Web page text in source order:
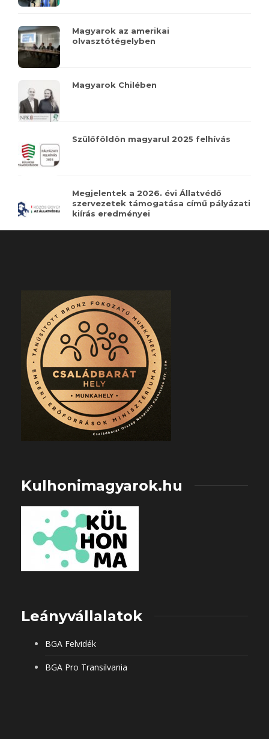
Magyarok az amerikai
olvasztótégelyben
Magyarok Chilében
Szülőföldön magyarul 2025 felhívás
Megjelentek a 2026. évi Állatvédő
szervezetek támogatása című pályázati
kiírás eredményei
Kulhonimagyarok.hu
Leányvállalatok
BGA Felvidék
BGA Pro Transilvania